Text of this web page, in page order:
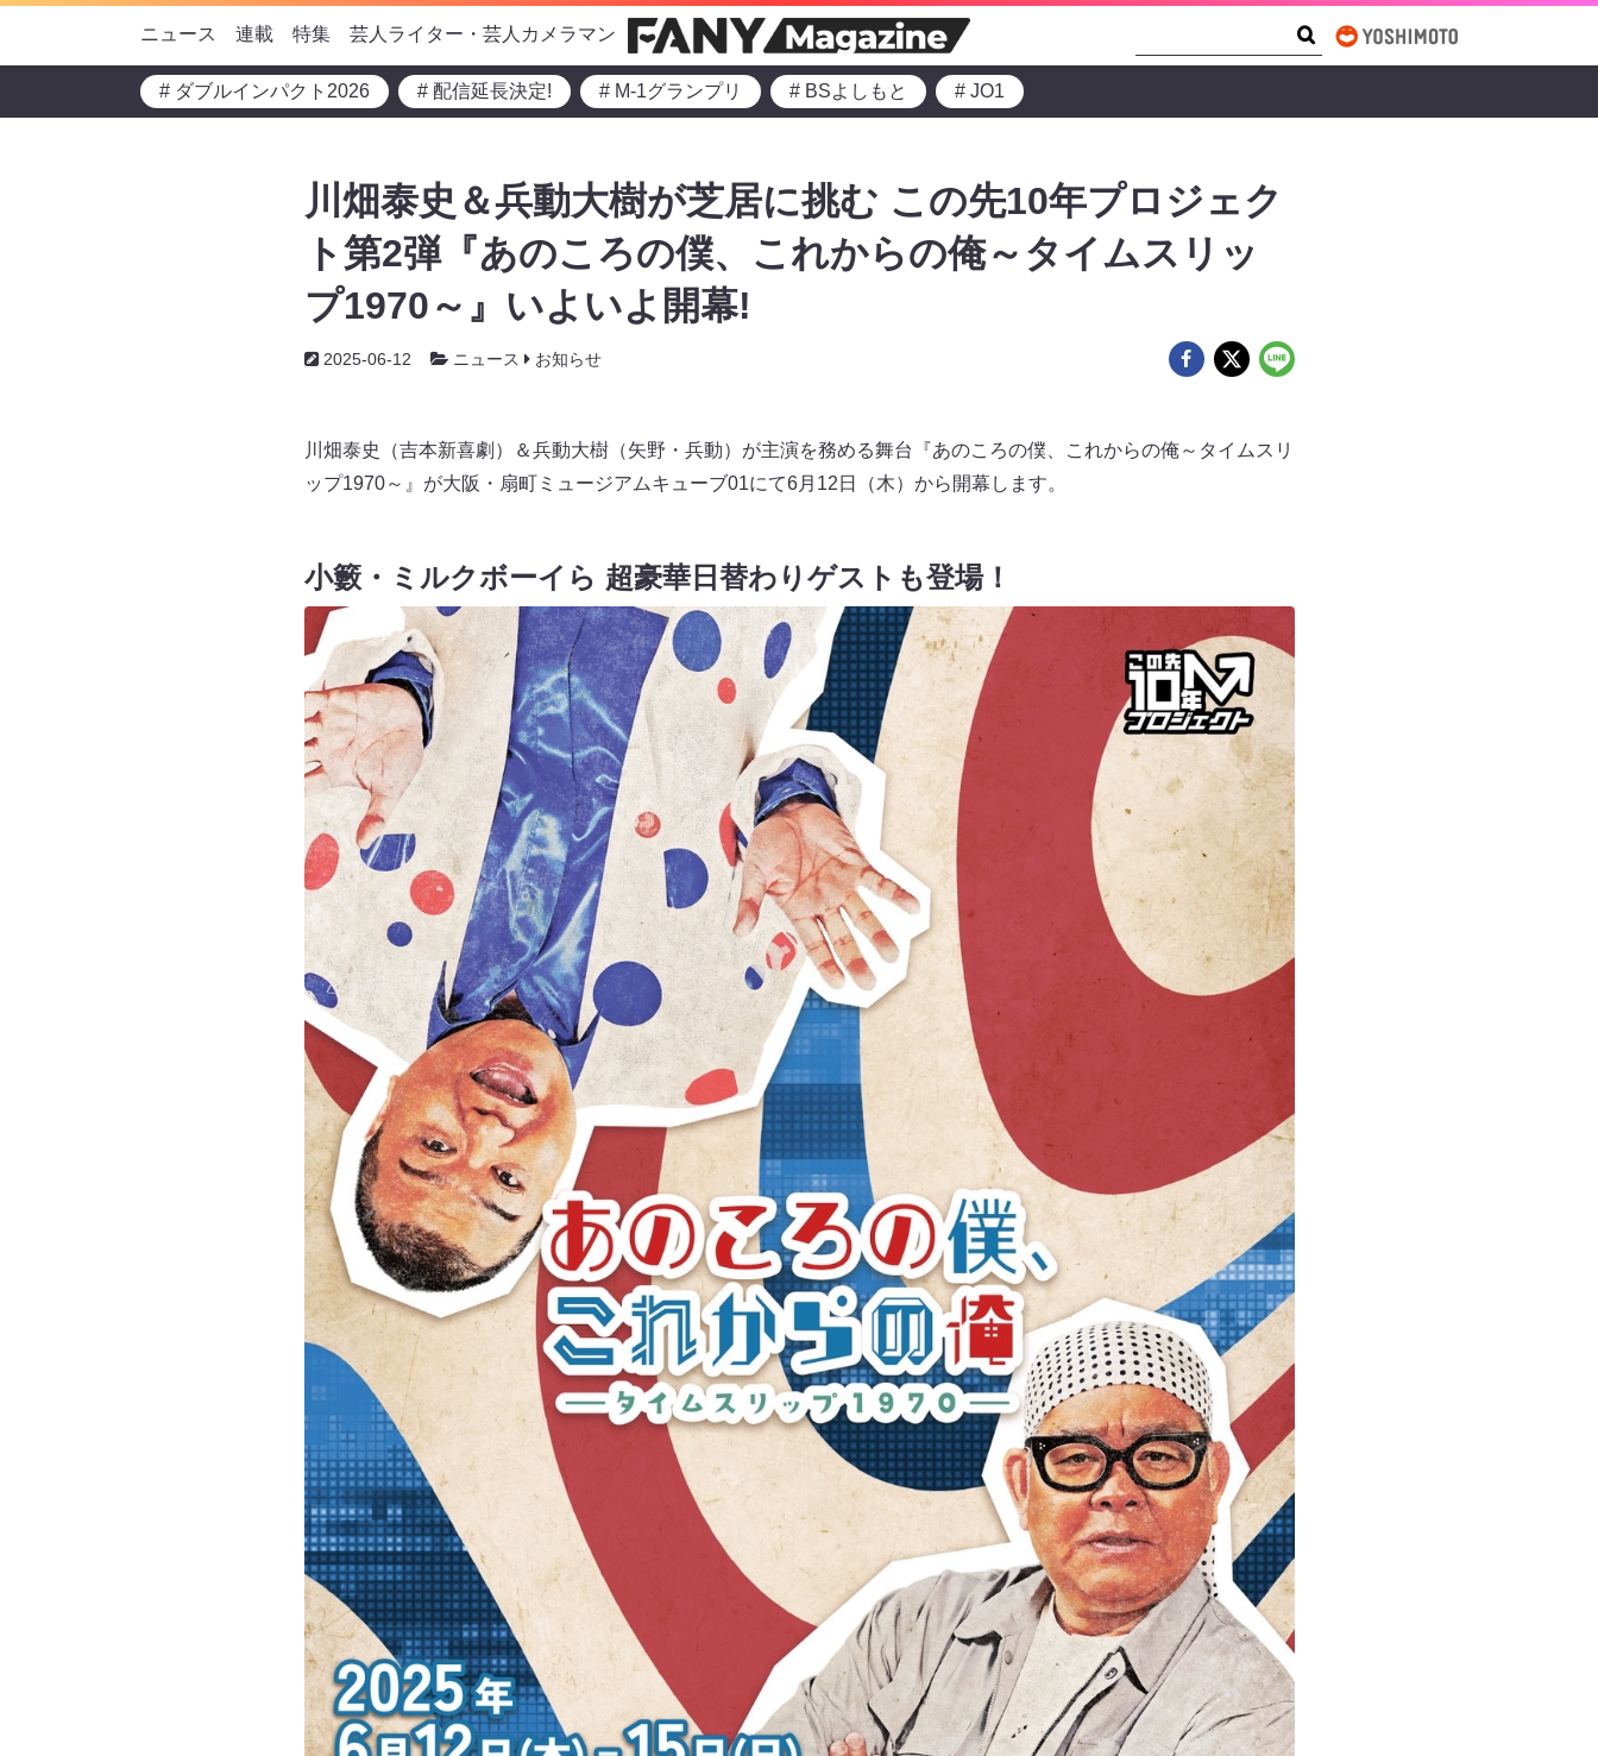
ニュース 連載 特集 芸人ライター・芸人カメラマン
# ダブルインパクト2026 # 配信延長決定! # M-1グランプリ # BSよしもと # JO1
川畑泰史＆兵動大樹が芝居に挑む この先10年プロジェク
ト第2弾『あのころの僕、これからの俺～タイムスリッ
プ1970～』いよいよ開幕!
2025-06-12 ニュース お知らせ
川畑泰史（吉本新喜劇）＆兵動大樹（矢野・兵動）が主演を務める舞台『あのころの僕、これからの俺～タイムスリ
ップ1970～』が大阪・扇町ミュージアムキューブ01にて6月12日（木）から開幕します。
小籔・ミルクボーイら 超豪華日替わりゲストも登場！